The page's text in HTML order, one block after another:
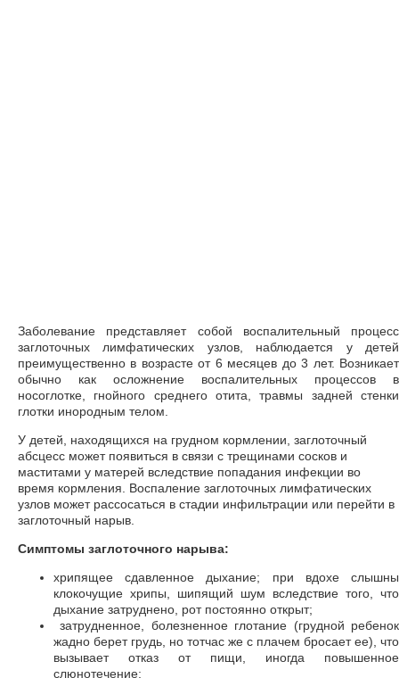
Заболевание представляет собой воспалительный процесс
заглоточных лимфатических узлов, наблюдается у детей
преимущественно в возрасте от 6 месяцев до 3 лет. Возникает
обычно как осложнение воспалительных процессов в
носоглотке, гнойного среднего отита, травмы задней стенки
глотки инородным телом.
У детей, находящихся на грудном кормлении, заглоточный
абсцесс может появиться в связи с трещинами сосков и
маститами у матерей вследствие попадания инфекции во
время кормления. Воспаление заглоточных лимфатических
узлов может рассосаться в стадии инфильтрации или перейти в
заглоточный нарыв.
Симптомы заглоточного нарыва:
хрипящее сдавленное дыхание; при вдохе слышны
клокочущие хрипы, шипящий шум вследствие того, что
дыхание затруднено, рот постоянно открыт;
затрудненное, болезненное глотание (грудной ребенок
жадно берет грудь, но тотчас же с плачем бросает ее), что
вызывает отказ от пищи, иногда повышенное
слюнотечение;